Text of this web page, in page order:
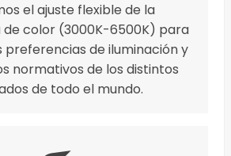
el ajuste flexible de la
color (3000K-6500K) para
preferencias de iluminación y
normativos de los distintos
de todo el mundo.